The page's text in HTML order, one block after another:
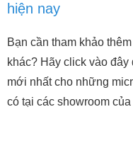
hiện nay
Bạn cần tham khảo
khác? Hãy click vào
mới nhất cho những
có tại các showroom